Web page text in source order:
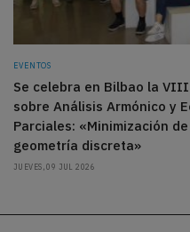
EVENTOS
Se celebra en Bilbao la VIII
sobre Análisis Armónico y
Parciales: «Minimización
geometría discreta»
JUEVES, 09 JUL 2026